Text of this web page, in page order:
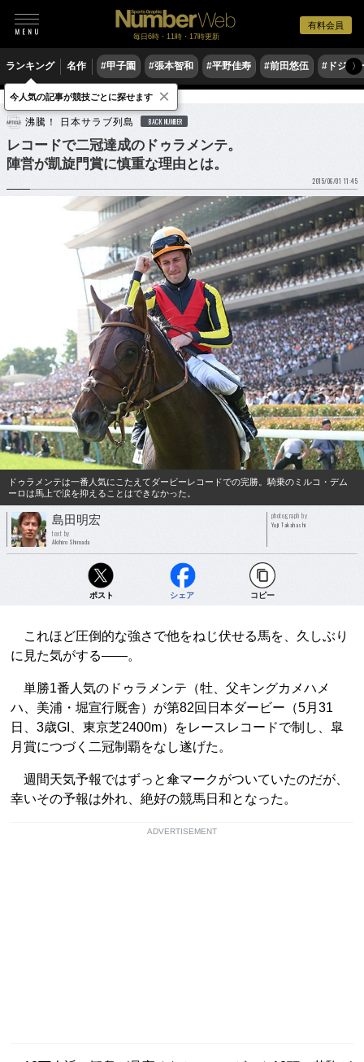
有料会員
毎日6時・11時・17時更新
ランキング 名作 #甲子園 #張本智和 #平野佳寿 #前田悠伍 #ドジャ
〉
競馬
沸騰！ 日本サラブ列島 BACK NUMBER
レコードで二冠達成のドゥラメンテ。
陣営が凱旋門賞に慎重な理由とは。
2015/06/01 11:45
ドゥラメンテは一番人気にこたえてダービーレコードでの完勝。騎乗のミルコ・デム
ーロは馬上で涙を抑えることはできなかった。
島田明宏
text by
Akihiro Shimada
photograph by
Yuji Takahashi
ポスト シェア コピー
これほど圧倒的な強さで他をねじ伏せる馬を、久しぶり
に見た気がする――。
単勝1番人気のドゥラメンテ（牡、父キングカメハメ
ハ、美浦・堀宣行厩舎）が第82回日本ダービー（5月31
日、3歳GI、東京芝2400m）をレースレコードで制し、皐
月賞につづく二冠制覇をなし遂げた。
週間天気予報ではずっと傘マークがついていたのだが、
幸いその予報は外れ、絶好の競馬日和となった。
ADVERTISEMENT
今人気の記事が競技ごとに探せます ×